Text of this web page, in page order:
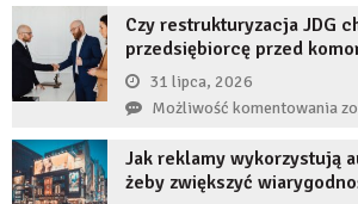
Czy restrukturyzacja JDG
przedsiębiorcę przed
31 lipca, 2026
Możliwość komentowania
Jak reklamy wykorzystują
żeby zwiększyć